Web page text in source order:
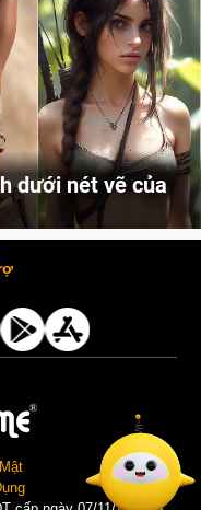
dưới nét vẽ của
Cùng đến với những hình ảnh Lala Croft của Tomb Raider dưới nét vẽ của AI. Một cô nàng xinh đẹp, nóng bỏng nhưng cũng rắn rỏi và mạnh mẽ.